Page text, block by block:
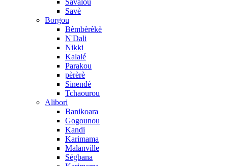
Savalou
Savè
Borgou
Bèmbèrèkè
N'Dali
Nikki
Kalalé
Parakou
pèrèrè
Sinendé
Tchaourou
Alibori
Banikoara
Gogounou
Kandi
Karimama
Malanville
Ségbana